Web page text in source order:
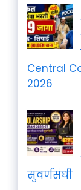
Central
2026
सुवर्णसंधी